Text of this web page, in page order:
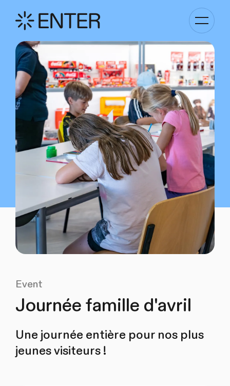
Basculer
la
Event
Journée famille d'avril
Une journée entière pour nos plus
jeunes visiteurs !